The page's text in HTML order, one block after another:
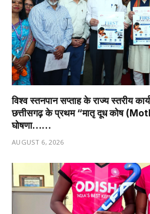
विश्व स्तनपान सप्ताह के राज्य स्तरीय
छत्तीसगढ़ के प्रथम “मातृ दूध कोष
घोषणा……
AUGUST 6, 2026